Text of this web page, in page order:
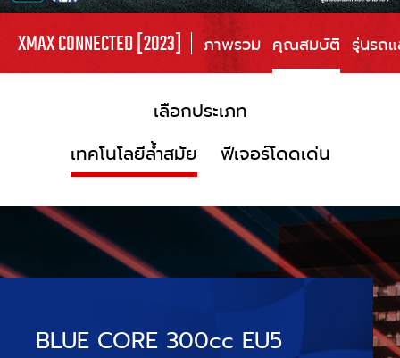
XMAX CONNECTED [2023] ภาพรวม คุณสมบัติ รุ่นรถแ
เลือกประเภท
เทคโนโลยีล้ำสมัย
ฟีเจอร์โดดเด่น
BLUE CORE 300cc EU5